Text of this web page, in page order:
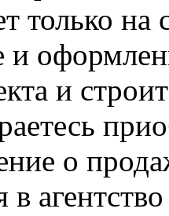
только на
и
и
о
в